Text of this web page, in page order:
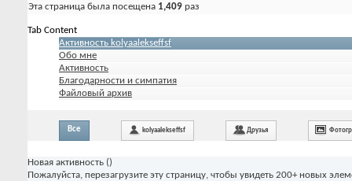
Эта страница была посещена 1,409 раз
Tab Content
Активность kolyaalekseffsf
Обо мне
Активность
Благодарности и симпатия
Файловый архив
Все kolyaalekseffsf Друзья
Новая активность ()
Пожалуйста, перезагрузите эту страницу, чтобы увидеть 200+ новых